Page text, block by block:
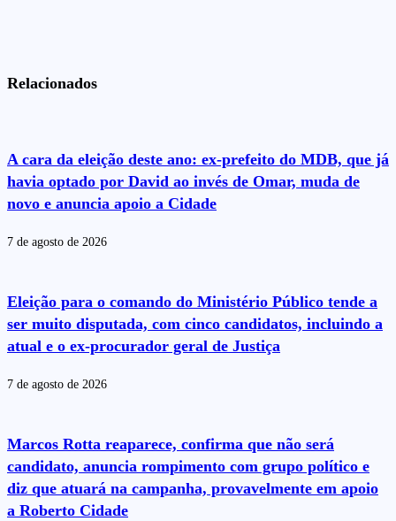
Relacionados
A cara da eleição deste ano: ex-prefeito do MDB, que já
havia optado por David ao invés de Omar, muda de
novo e anuncia apoio a Cidade
7 de agosto de 2026
Eleição para o comando do Ministério Público tende a
ser muito disputada, com cinco candidatos, incluindo a
atual e o ex-procurador geral de Justiça
7 de agosto de 2026
Marcos Rotta reaparece, confirma que não será
candidato, anuncia rompimento com grupo político e
diz que atuará na campanha, provavelmente em apoio
a Roberto Cidade